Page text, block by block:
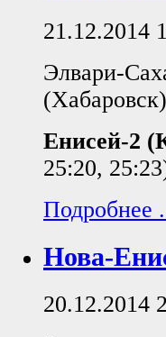
21.12.2014
Элвари-
Енисей-2
25:20,
Подробнее
Нова-
20.12.2014